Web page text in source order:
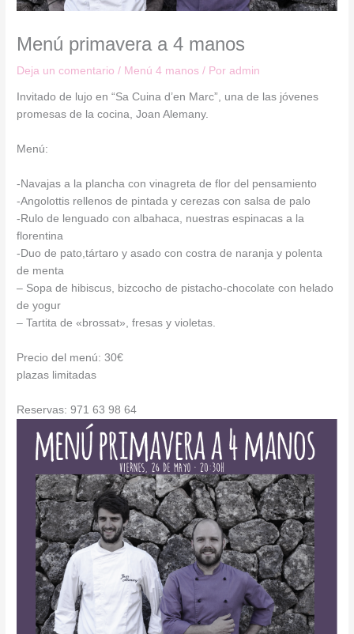
Menú primavera a 4 manos
Deja un comentario / Menú 4 manos / Poradmin
Invitado de lujo en “Sa Cuina d’en Marc”, una de las jóvenes
promesas de la cocina, Joan Alemany.
Menú:
-Navajas a la plancha con vinagreta de flor del pensamiento
-Angolottis rellenos de pintada y cerezas con salsa de palo
-Rulo de lenguado con albahaca, nuestras espinacas a la
florentina
-Duo de pato,tártaro y asado con costra de naranja y polenta
de menta
– Sopa de hibiscus, bizcocho de pistacho-chocolate con helado
de yogur
– Tartita de «brossat», fresas y violetas.
Precio del menú: 30€
plazas limitadas
Reservas: 971 63 98 64